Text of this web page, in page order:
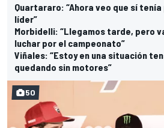
Quartararo: “Ahora veo que sí
líder”
Morbidelli: “Llegamos tarde, pero
luchar por el campeonato”
Viñales: “Estoy en una situación
quedando sin motores”
50